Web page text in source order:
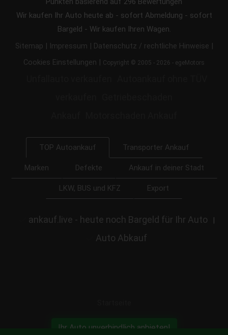
Wir kaufen Ihr Auto heute ab - sofort Abmeldung - sofort
Bargeld - Wir kaufen Ihren Wagen.
Sitemap | Impressum | Datenschutz / rechtliche Hinweise |
Cookies Einstellungen | Copyright © 2005 - 2026 - egeMotors
TOP Autoankauf Transporter Ankauf
Marken Defekte Ankauf in deiner Stadt
LKW, BUS und KFZ Export
ankauf.live - heute noch Bargeld für Ihr Auto |
Auto Abkauf
Ihr Auto unverbindlich anbieten!